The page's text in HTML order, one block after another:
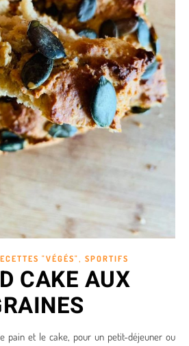
"VÉGÉS" , SPORTIFS
CAKE AUX